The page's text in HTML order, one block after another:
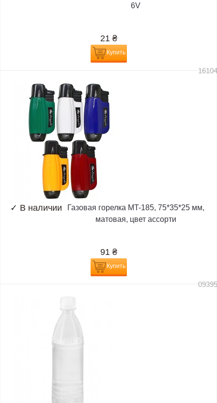
6V
21 ₴
Купить
✓ В наличии
Газовая горелка MT-185, 75*35*25 мм,
матовая, цвет ассорти
91 ₴
Купить